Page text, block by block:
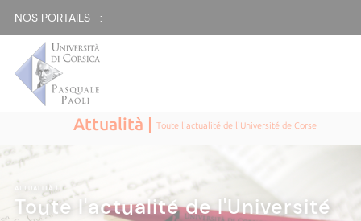
NOS PORTAILS :
Attualità |Toute l'actualité de l'Université de Corse
ATTUALITÀ|
Toute l'actualité de l'Université